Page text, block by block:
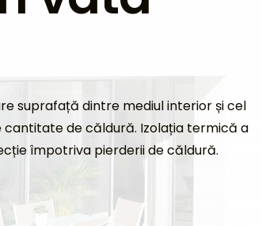
suprafață dintre mediul interior și cel
de căldură. Izolația termică a
împotriva pierderii de căldură.